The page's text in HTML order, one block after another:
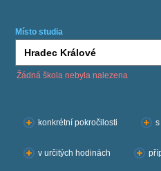
Místo studia
Žádná škola nebyla nalezena
konkrétní pokročilosti
v určitých hodinách